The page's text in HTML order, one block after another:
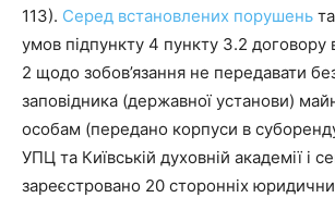
113). Серед встановлених порушень
умов підпункту 4 пункту 3.2 договору
2 щодо зобов’язання не передавати
заповідника (державної установи)
особам (передано корпуси в
УПЦ та Київській духовній академії і
зареєстровано 20 сторонніх